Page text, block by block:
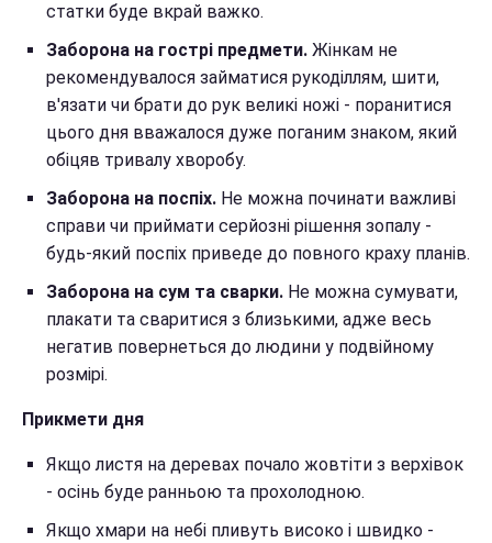
статки буде вкрай важко.
Заборона на гострі предмети. Жінкам не
рекомендувалося займатися рукоділлям, шити,
в'язати чи брати до рук великі ножі - поранитися
цього дня вважалося дуже поганим знаком, який
обіцяв тривалу хворобу.
Заборона на поспіх. Не можна починати важливі
справи чи приймати серйозні рішення зопалу -
будь-який поспіх приведе до повного краху планів.
Заборона на сум та сварки. Не можна сумувати,
плакати та сваритися з близькими, адже весь
негатив повернеться до людини у подвійному
розмірі.
Прикмети дня
Якщо листя на деревах почало жовтіти з верхівок
- осінь буде ранньою та прохолодною.
Якщо хмари на небі пливуть високо і швидко -